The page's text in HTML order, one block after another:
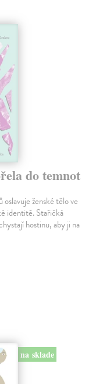
do temnot
ženské tělo ve
identitě. Stařičká
hostinu, aby ji na
na sklade